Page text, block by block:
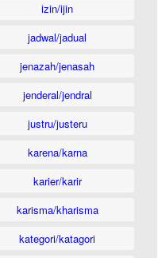
izin/ijin
jadwal/jadual
jenazah/jenasah
jenderal/jendral
justru/justeru
karena/karna
karier/karir
karisma/kharisma
kategori/katagori